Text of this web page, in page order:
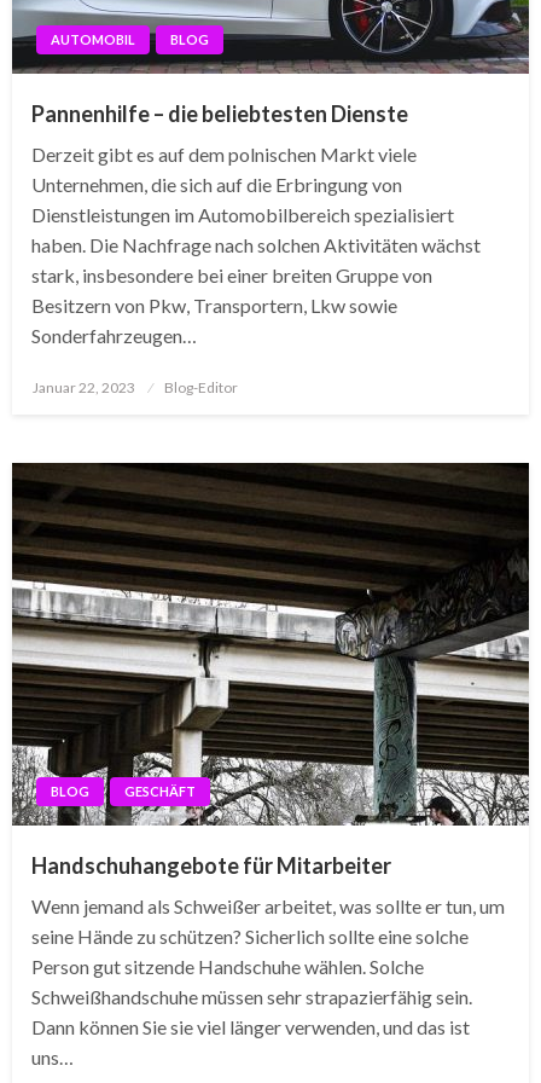
AUTOMOBIL BLOG
Pannenhilfe – die beliebtesten Dienste
Derzeit gibt es auf dem polnischen Markt viele
Unternehmen, die sich auf die Erbringung von
Dienstleistungen im Automobilbereich spezialisiert
haben. Die Nachfrage nach solchen Aktivitäten wächst
stark, insbesondere bei einer breiten Gruppe von
Besitzern von Pkw, Transportern, Lkw sowie
Sonderfahrzeugen…
Posted
Januar 22, 2023 Blog-Editor
BLOG GESCHÄFT
Handschuhangebote für Mitarbeiter
Wenn jemand als Schweißer arbeitet, was sollte er tun, um
seine Hände zu schützen? Sicherlich sollte eine solche
Person gut sitzende Handschuhe wählen. Solche
Schweißhandschuhe müssen sehr strapazierfähig sein.
Dann können Sie sie viel länger verwenden, und das ist
uns…